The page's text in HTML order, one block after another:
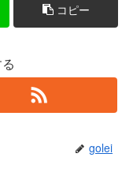
コピー
golei